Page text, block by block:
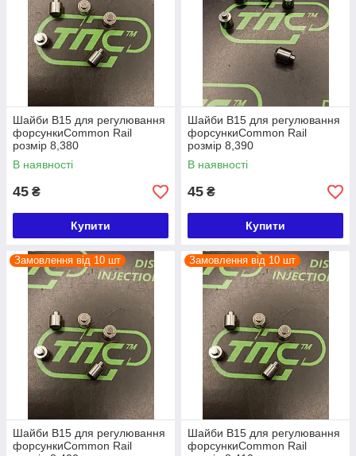
Шайби B15 для регулювання
форсункиCommon Rail
розмір 8,380
В наявності
45 ₴
Купити
Шайби B15 для регулювання
форсункиCommon Rail
розмір 8,390
В наявності
45 ₴
Купити
Замовлення від 10 шт
Шайби B15 для регулювання
форсункиCommon Rail
Замовлення від 10 шт
Шайби B15 для регулювання
форсункиCommon Rail